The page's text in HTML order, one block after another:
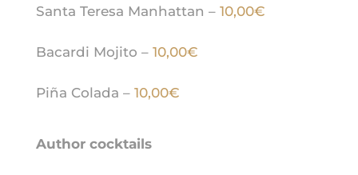
Santa Teresa Manhattan – 10,00€
Bacardi Mojito – 10,00€
Piña Colada – 10,00€
Author cocktails